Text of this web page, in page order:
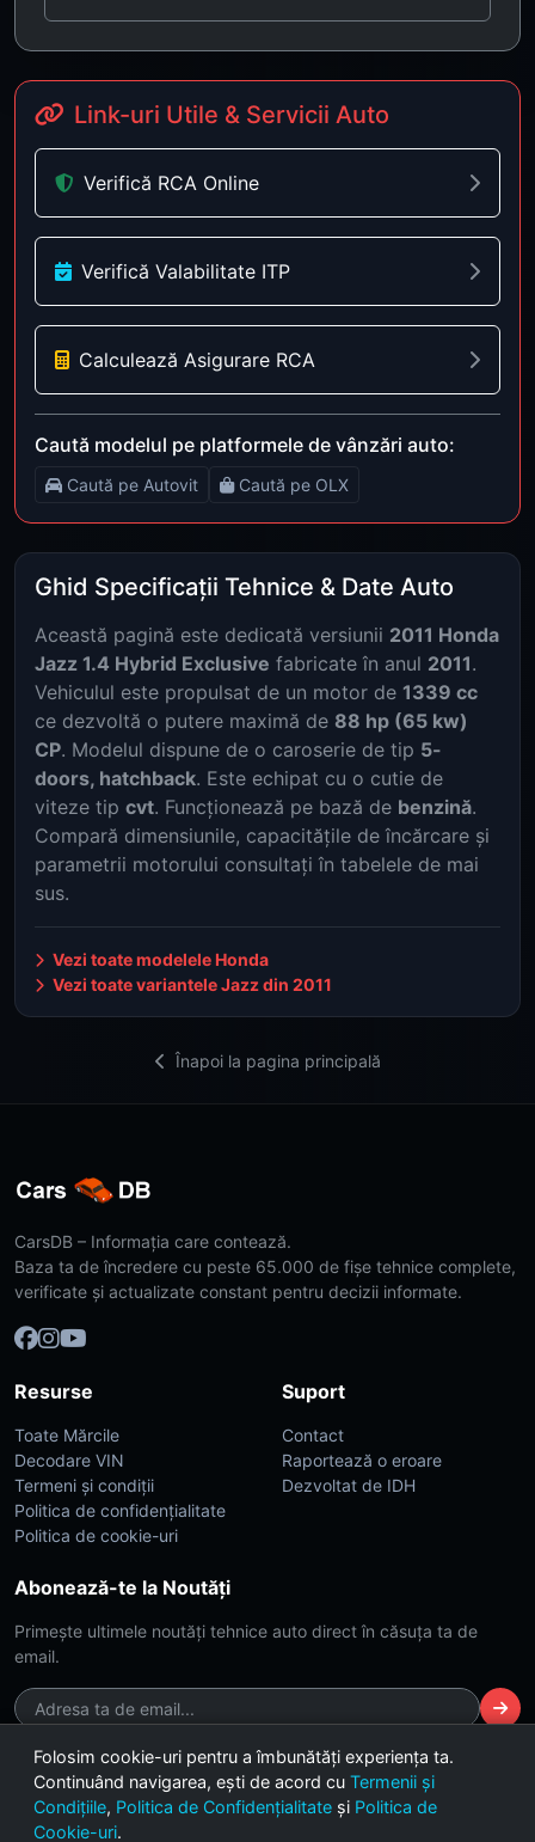
Link-uri Utile & Servicii Auto
Verifică RCA Online
Verifică Valabilitate ITP
Calculează Asigurare RCA
Caută modelul pe platformele de vânzări auto:
Caută pe Autovit Caută pe OLX
Ghid Specificații Tehnice & Date Auto
Această pagină este dedicată versiunii 2011 Honda
Jazz 1.4 Hybrid Exclusive fabricate în anul 2011.
Vehiculul este propulsat de un motor de 1339 cc
ce dezvoltă o putere maximă de 88 hp (65 kw)
CP. Modelul dispune de o caroserie de tip 5-
doors, hatchback. Este echipat cu o cutie de
viteze tip cvt. Funcționează pe bază de benzină.
Compară dimensiunile, capacitățile de încărcare și
parametrii motorului consultați în tabelele de mai
sus.
Vezi toate modelele Honda
Vezi toate variantele Jazz din 2011
Înapoi la pagina principală
CarsDB – Informația care contează.
Baza ta de încredere cu peste 65.000 de fișe tehnice complete,
verificate și actualizate constant pentru decizii informate.
Resurse
Toate Mărcile
Decodare VIN
Termeni și condiții
Politica de confidențialitate
Politica de cookie-uri
Suport
Contact
Raportează o eroare
Dezvoltat de IDH
Abonează-te la Noutăți
Primește ultimele noutăți tehnice auto direct în căsuța ta de
email.
© 2026 CarsDB. Toate drepturile rezervate. Made with ❤️ for car
enthusiasts.
Folosim cookie-uri pentru a îmbunătăți experiența ta.
Continuând navigarea, ești de acord cu Termenii și
Condițiile, Politica de Confidențialitate și Politica de
Cookie-uri.